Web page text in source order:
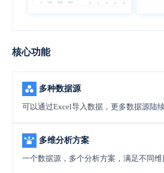
核心功能
多种数据源
可以通过Excel导入数据，更多数据源陆
多维分析方案
一个数据源，多个分析方案，满足不同